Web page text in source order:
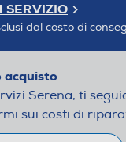
SERVIZIO
dal costo di
acquisto
Serena, ti
sui costi di